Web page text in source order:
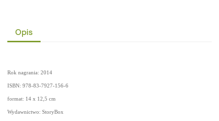
Opis
Rok nagrania: 2014
ISBN: 978-83-7927-156-6
format: 14 x 12,5 cm
Wydawnictwo: StoryBox